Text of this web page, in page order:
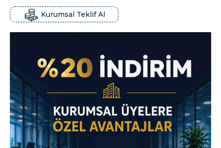
Kurumsal Teklif Al